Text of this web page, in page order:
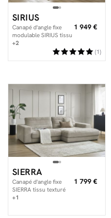
SIRIUS
Canapé d'angle fixe
modulable SIRIUS tissu
texturé avec 1
1 949 €
+2
(1)
SIERRA
Canapé d'angle fixe
SIERRA tissu texturé
1 799 €
+1